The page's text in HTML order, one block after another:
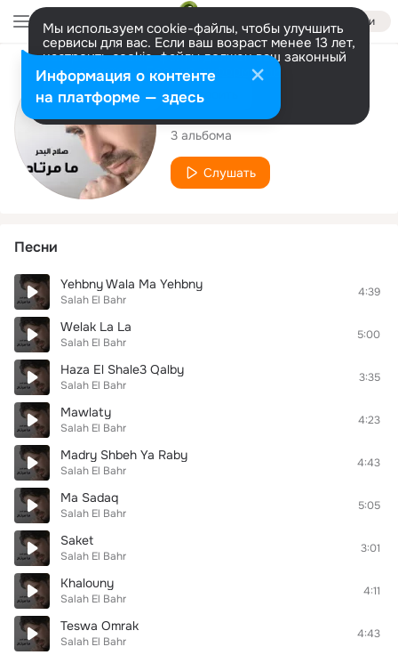
Войти
Мы используем cookie-файлы, чтобы улучшить
сервисы для вас. Если ваш возраст менее 13 лет,
настроить cookie-файлы должен ваш законный
представитель. Больше информации
Разрешить все Настроить
Исполнитель
Salah El Bahr
3 альбома
Слушать
Песни
Yehbny Wala Ma Yehbny
Salah El Bahr
4:39
Welak La La
Salah El Bahr
5:00
Haza El Shale3 Qalby
Salah El Bahr
3:35
Mawlaty
Salah El Bahr
4:23
Madry Shbeh Ya Raby
Salah El Bahr
4:43
Ma Sadaq
Salah El Bahr
5:05
Saket
Salah El Bahr
3:01
Khalouny
Salah El Bahr
4:11
Teswa Omrak
Salah El Bahr
4:43
Информация о контенте
на платформе — здесь